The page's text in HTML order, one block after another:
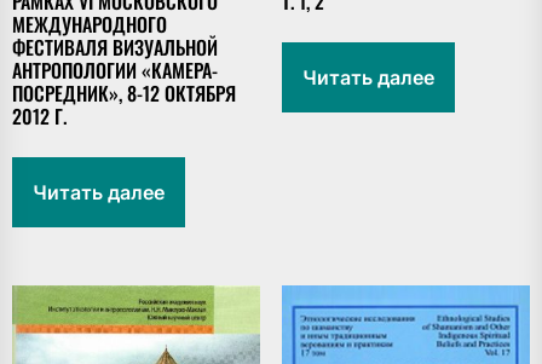
МЕЖДУНАРОДНОГО
ФЕСТИВАЛЯ ВИЗУАЛЬНОЙ
АНТРОПОЛОГИИ «КАМЕРА-
ПОСРЕДНИК», 8-12 ОКТЯБРЯ
2012 Г.
Читать далее
Читать далее